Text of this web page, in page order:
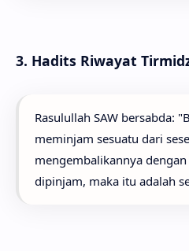
3. Hadits Riwayat
Rasulullah SAW bersabda:
meminjam sesuatu dari
mengembalikannya
dipinjam, maka itu adalah